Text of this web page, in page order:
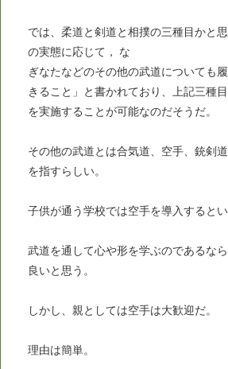
では、柔道と剣道と相撲の三種目かと
の実態に応じて， な
ぎなたなどのその他の武道についても
きること」と書かれており、上記三種
を実施することが可能なのだそうだ。
その他の武道とは合気道、空手、銃剣
を指すらしい。
子供が通う学校では空手を導入するとい
武道を通して心や形を学ぶのであるな
良いと思う。
しかし、親としては空手は大歓迎だ。
理由は簡単。